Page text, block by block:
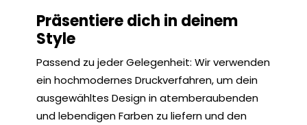
Präsentiere dich in deinem
Style
Passend zu jeder Gelegenheit: Wir verwenden
ein hochmodernes Druckverfahren, um dein
ausgewähltes Design in atemberaubenden
und lebendigen Farben zu liefern und den